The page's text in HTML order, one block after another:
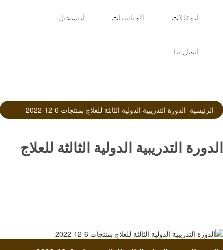
المقالات المناسبات التسجيل
اتصل بنا
الرئيسية الدورة التدريبية الدولية الثالثة للعلاج بمنتجات 6-12-2022
الدورة التدريبية الدولية الثالثة للعلاج